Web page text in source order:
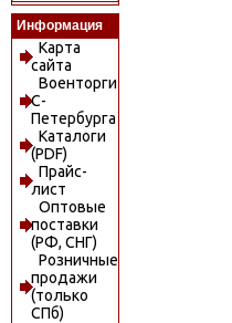
Информация
Карта
сайта
Военторги
С-
Петербурга
Каталоги
(PDF)
Прайс-
лист
Оптовые
поставки
(РФ, СНГ)
Розничные
продажи
(только
СПб)